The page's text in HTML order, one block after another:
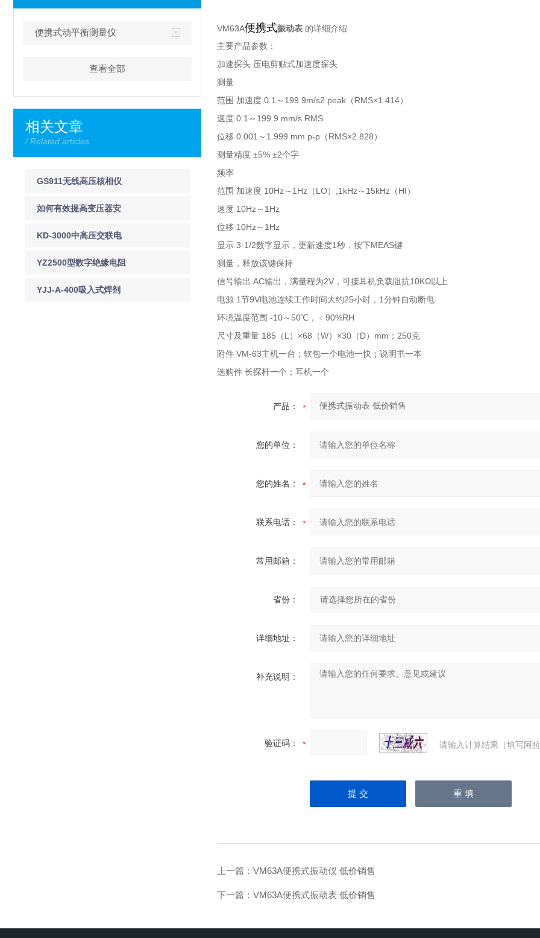
便携式动平衡测量仪
查看全部
相关文章
/ Related articles
GS911无线高压核相仪
GS911无线高压核相器
如何有效提高变压器安
全可靠运行的能力
KD-3000中高压交联电
缆变频串联谐振耐压试
YZ2500型数字绝缘电阻
测试仪
YJJ-A-400吸入式焊剂
VM63A便携式振动表 的详细介绍
主要产品参数：
加速探头 压电剪贴式加速度探头
测量
范围 加速度 0.1～199.9m/s2 peak（RMS×1.414）
速度 0.1～199.9 mm/s RMS
位移 0.001～1.999 mm p-p（RMS×2.828）
测量精度 ±5% ±2个字
频率
范围 加速度 10Hz～1Hz（LO）,1kHz～15kHz（HI）
速度 10Hz～1Hz
位移 10Hz～1Hz
显示 3-1/2数字显示，更新速度1秒，按下MEAS键
测量，释放该键保持
信号输出 AC输出，满量程为2V，可接耳机负载阻抗10KΩ以上
电源 1节9V电池连续工作时间大约25小时，1分钟自动断电
环境温度范围 -10～50℃，﹤90%RH
尺寸及重量 185（L）×68（W）×30（D）mm；250克
附件 VM-63主机一台；软包一个电池一快；说明书一本
选购件 长探杆一个；耳机一个
产品：
您的单位：
您的姓名：
联系电话：
常用邮箱：
省份：
详细地址：
补充说明：
验证码： 请输入计算结果（填写阿
上一篇： VM63A便携式振动仪 低价销售
下一篇： VM63A便携式振动表 低价销售